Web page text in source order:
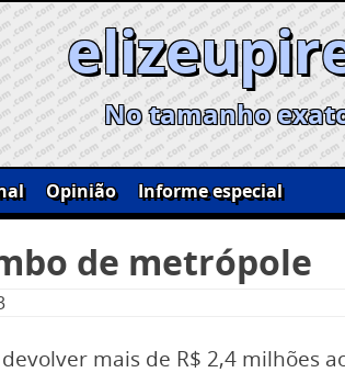
No tamanho
Opinião
Informe especial
de metrópole
mais de R$ 2,4 milhões